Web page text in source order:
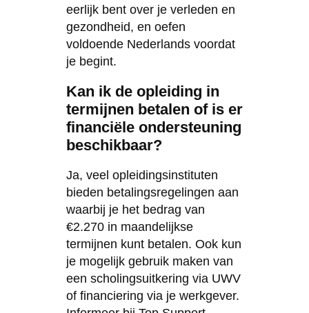
eerlijk bent over je verleden en
gezondheid, en oefen
voldoende Nederlands voordat
je begint.
Kan ik de opleiding in
termijnen betalen of is er
financiële ondersteuning
beschikbaar?
Ja, veel opleidingsinstituten
bieden betalingsregelingen aan
waarbij je het bedrag van
€2.270 in maandelijkse
termijnen kunt betalen. Ook kun
je mogelijk gebruik maken van
een scholingsuitkering via UWV
of financiering via je werkgever.